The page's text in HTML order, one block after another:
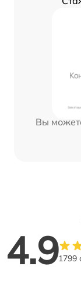
Вы
4.91799